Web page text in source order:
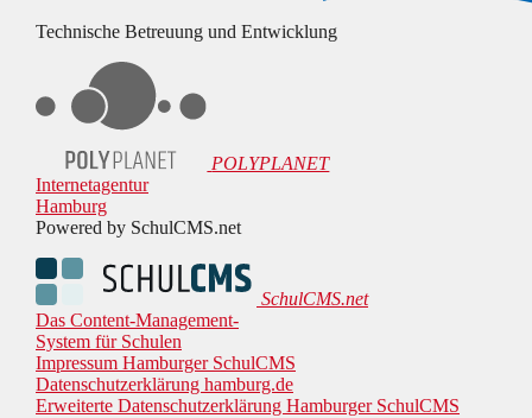
Technische Betreuung und Entwicklung
POLYPLANET
Internetagentur
Hamburg
Powered by SchulCMS.net
SchulCMS.net
Das Content-Management-
System für Schulen
Impressum Hamburger SchulCMS
Datenschutzerklärung hamburg.de
Erweiterte Datenschutzerklärung Hamburger SchulCMS